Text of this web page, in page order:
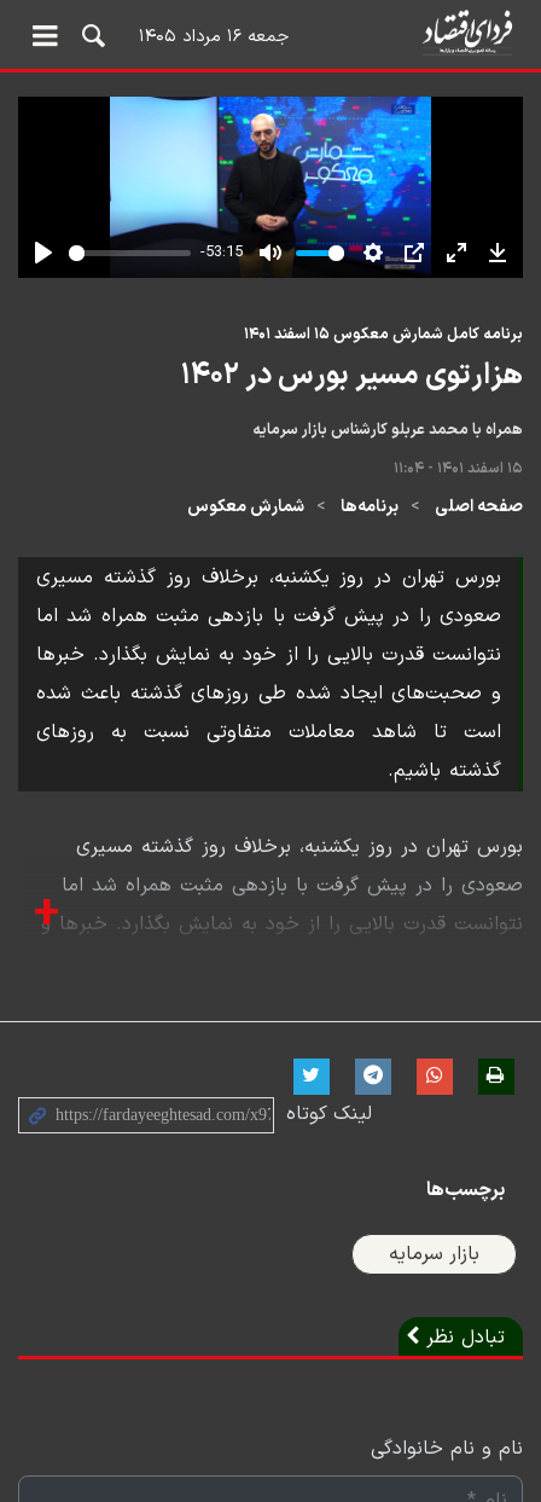
جمعه ۱۶ مرداد ۱۴۰۵
برنامه کامل شمارش معکوس ۱۵ اسفند ۱۴۰۱
هزارتوی مسیر بورس در ۱۴۰۲
همراه با محمد عربلو کارشناس بازار سرمایه
۱۵ اسفند ۱۴۰۱ - ۱۱:۰۴
صفحه اصلی برنامه‌ها شمارش معکوس
بورس تهران در روز یکشنبه، برخلاف روز گذشته مسیری
صعودی را در پیش گرفت با بازدهی مثبت همراه شد اما
نتوانست قدرت بالایی را از خود به نمایش بگذارد. خبرها
و صحبت‌های ایجاد شده طی روزهای گذشته باعث شده
است تا شاهد معاملات متفاوتی نسبت به روزهای
گذشته باشیم.
بورس تهران در روز یکشنبه، برخلاف روز گذشته مسیری
صعودی را در پیش گرفت با بازدهی مثبت همراه شد اما
نتوانست قدرت بالایی را از خود به نمایش بگذارد. خبرها و
دیگر به مرز ۱.۸ میلیون واحدی نزدیک شد. در سمت دیگر اما
شود. ارزش معاملات اما همچنان به دلیل احتیاط ایجاد شده
در بازار نتوانست به اعداد خوب هفته گذشته برسد و عدد
۶۷۱۹ میلیارد تومان را به نمایش گذاشت و در کنار این
موضوع شاهد خروج پول ۱۷۳ میلیارد تومانی از سمت
در شمارش معکوس امروز همراه با محمد عربلو، کارشناس
بازار سرمایه، به بررسی دلایل کاهش قدرت صعودی بورس
+
لینک کوتاه
برچسب‌ها
بازار سرمایه
تبادل نظر
نام و نام خانوادگی